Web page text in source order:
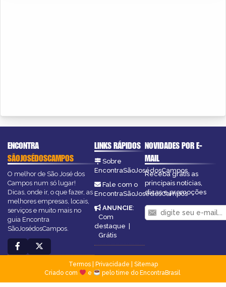
ENCONTRA
SÃOJOSÉDOSCAMPOS
O melhor de São José dos
Campos num só lugar!
Dicas, onde ir, o que fazer, as
melhores empresas, locais,
serviços e muito mais no
guia Encontra
SãoJosédosCampos.
LINKS RÁPIDOS
Sobre
EncontraSãoJosédosCampos
Fale com o
EncontraSãoJosédosCampos
ANUNCIE:
Com
destaque |
Grátis
NOVIDADES POR E-
MAIL
Receba grátis as
principais notícias,
dicas e promoções
Termos| Privacidade
Sitemap
Criado com
e pelo time do EncontraBrasil